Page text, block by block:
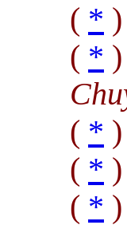
( *
( *
( *
( *
( *